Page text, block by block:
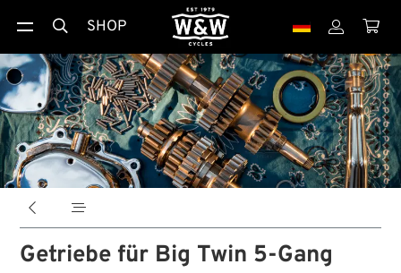
 SHOP  
 
Getriebe für Big Twin 5-Gang